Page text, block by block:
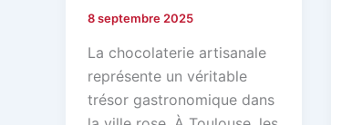
8 septembre 2025
La chocolaterie artisanale
représente un véritable
trésor gastronomique dans